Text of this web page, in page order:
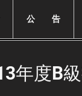
公 告
年度B